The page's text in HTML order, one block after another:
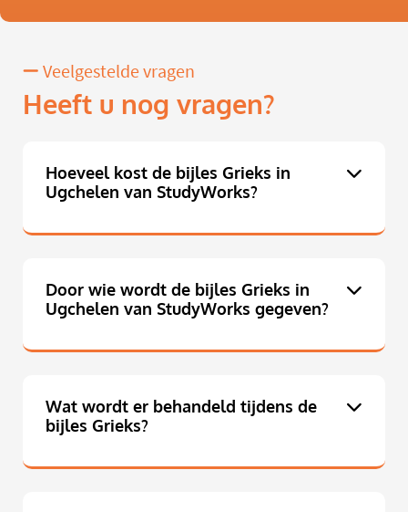
Veelgestelde vragen
Heeft u nog vragen?
Hoeveel kost de bijles Grieks in
Ugchelen van StudyWorks?
Door wie wordt de bijles Grieks in
Ugchelen van StudyWorks gegeven?
Wat wordt er behandeld tijdens de
bijles Grieks?